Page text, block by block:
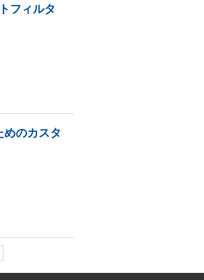
フィルタ
のカスタ